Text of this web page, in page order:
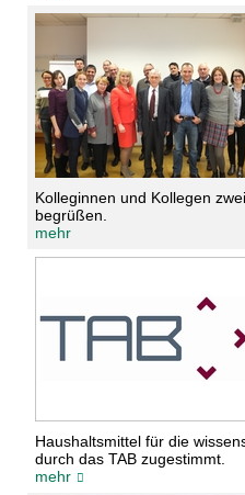
Kolleginnen und Kollegen
begrüßen.
mehr
Haushaltsmittel für die
durch das TAB zugestimmt.
mehr